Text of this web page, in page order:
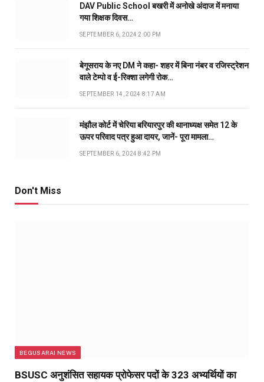
DAV Public School बखरी में अनोखे अंदाज में मनाया
गया शिक्षक दिवस…
SEPTEMBER 6, 2024 2:00 PM
बेगूसराय के नए DM ने कहा- शहर में बिना नंबर व रजिस्ट्रेशन
वाले टेम्पो व ई-रिक्शा लगेगी रोक…
SEPTEMBER 14, 2024 8:17 AM
मंझौल कोर्ट में चेरिया बरियारपुर की थानाध्यक्ष समेत 12 के
ऊपर परिवाद पत्र हुआ दायर, जानें- पूरा मामला…
SEPTEMBER 6, 2024 8:42 PM
Don't Miss
BEGUSARAI NEWS
BSUSC अनुशंसित सहायक प्रोफेसर पदों के 323 अभ्यर्थियों का